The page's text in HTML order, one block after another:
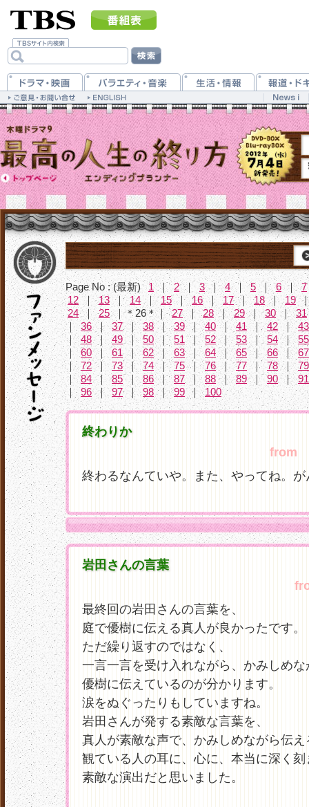
Page No : (最新) 1 ｜ 2｜ 3 ｜ 4｜5 ｜ 6 ｜ 7
12
｜13 ｜ 14 ｜15｜ 16 ｜ 17 ｜ 18 ｜ 19
24 ｜ 25 ｜＊26＊｜ 27 ｜ 28 ｜ 29 ｜30 ｜31
｜ 36 ｜ 37｜ 38 ｜39 ｜ 40 ｜ 41 ｜ 42 ｜ 43
｜ 48｜ 49 ｜ 50 ｜ 51 ｜ 52 ｜ 53 ｜ 54 ｜ 55
｜
60｜ 61 ｜62 ｜ 63 ｜ 64 ｜ 65 ｜ 66 ｜67
｜ 72 ｜ 73 ｜74 ｜ 75 ｜76 ｜77 ｜ 78 ｜ 79
｜ 84 ｜ 85 ｜ 86 ｜87 ｜ 88｜ 89｜ 90 ｜
91
｜ 96 ｜ 97｜ 98 ｜99 ｜ 100
終わりか
from
終わるなんていや。また、やってね。
岩田さんの言葉
最終回の岩田さんの言葉を、
庭で優樹に伝える真人が良かったです。
ただ繰り返すのではなく、
一言一言を受け入れながら、かみしめな
優樹に伝えているのが分かります。
涙をぬぐったりもしていますね。
岩田さんが発する素敵な言葉を、
真人が素敵な声で、かみしめながら伝え
観ている人の耳に、心に、本当に深く
素敵な演出だと思いました。